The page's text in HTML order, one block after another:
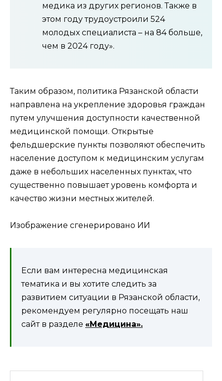
медика из других регионов. Также в
этом году трудоустроили 524
молодых специалиста – на 84 больше,
чем в 2024 году».
Таким образом, политика Рязанской области
направлена на укрепление здоровья граждан
путем улучшения доступности качественной
медицинской помощи. Открытые
фельдшерские пункты позволяют обеспечить
население доступом к медицинским услугам
даже в небольших населенных пунктах, что
существенно повышает уровень комфорта и
качество жизни местных жителей.
Изображение сгенерировано ИИ
Если вам интересна медицинская
тематика и вы хотите следить за
развитием ситуации в Рязанской области,
рекомендуем регулярно посещать наш
сайт в разделе «Медицина».